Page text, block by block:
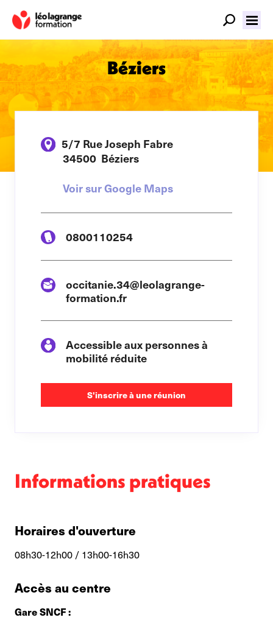
Béziers
Informations pratiques
Horaires d'ouverture
08h30-12h00 / 13h00-16h30
Accès au centre
Gare SNCF :
5/7 Rue Joseph Fabre
34500 Béziers
Voir sur Google Maps
0800110254
occitanie.34@leolagrange-
formation.fr
Accessible aux personnes à
mobilité réduite
S'inscrire à une réunion